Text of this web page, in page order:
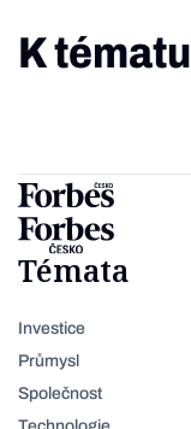
K tématu
Témata
Investice
Průmysl
Společnost